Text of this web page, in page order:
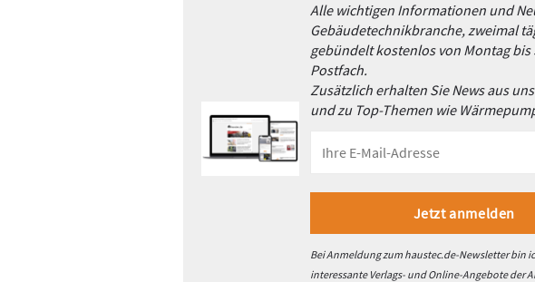
Alle wichtigen Informationen und
Gebäudetechnikbranche, zweimal
gebündelt kostenlos von Montag bis
Postfach.
Zusätzlich erhalten Sie News aus
und zu Top-Themen wie
Bei Anmeldung zum haustec.de-Newsletter bin
interessante Verlags- und Online-Angebote der